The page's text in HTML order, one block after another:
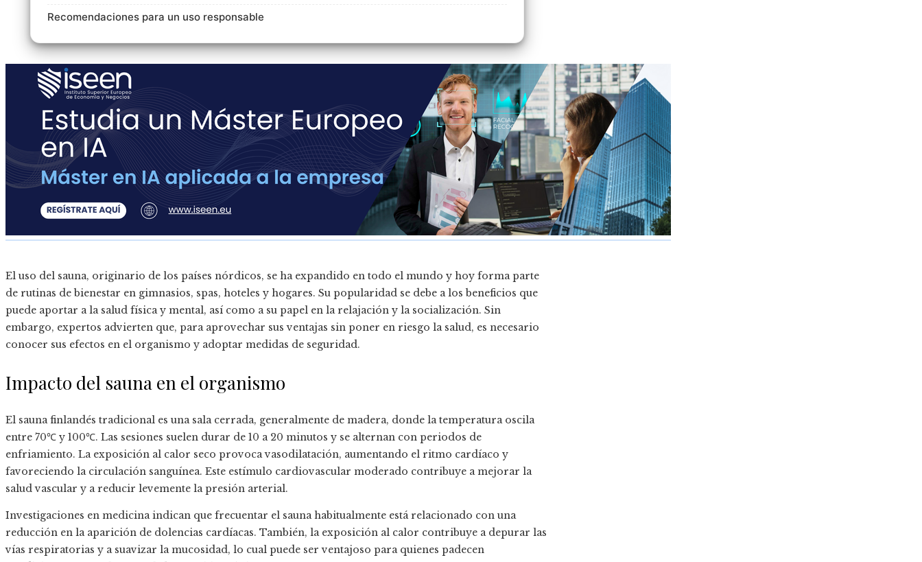
Recomendaciones para un uso responsable
El uso del sauna, originario de los países nórdicos, se ha expandido en todo el mundo y hoy forma parte
de rutinas de bienestar en gimnasios, spas, hoteles y hogares. Su popularidad se debe a los beneficios que
puede aportar a la salud física y mental, así como a su papel en la relajación y la socialización. Sin
embargo, expertos advierten que, para aprovechar sus ventajas sin poner en riesgo la salud, es necesario
conocer sus efectos en el organismo y adoptar medidas de seguridad.
Impacto del sauna en el organismo
El sauna finlandés tradicional es una sala cerrada, generalmente de madera, donde la temperatura oscila
entre 70℃ y 100℃. Las sesiones suelen durar de 10 a 20 minutos y se alternan con periodos de
enfriamiento. La exposición al calor seco provoca vasodilatación, aumentando el ritmo cardíaco y
favoreciendo la circulación sanguínea. Este estímulo cardiovascular moderado contribuye a mejorar la
salud vascular y a reducir levemente la presión arterial.
Investigaciones en medicina indican que frecuentar el sauna habitualmente está relacionado con una
reducción en la aparición de dolencias cardíacas. También, la exposición al calor contribuye a depurar las
vías respiratorias y a suavizar la mucosidad, lo cual puede ser ventajoso para quienes padecen